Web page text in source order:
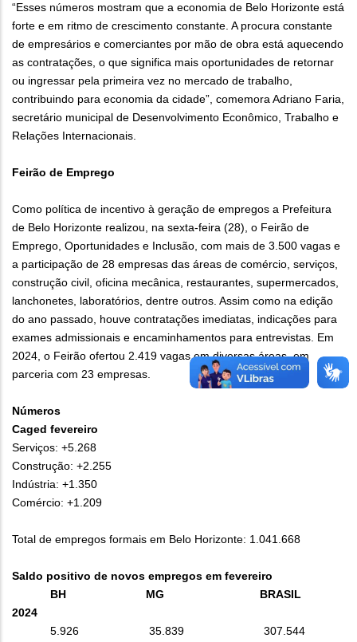
“Esses números mostram que a economia de Belo Horizonte está
forte e em ritmo de crescimento constante. A procura constante
de empresários e comerciantes por mão de obra está aquecendo
as contratações, o que significa mais oportunidades de retornar
ou ingressar pela primeira vez no mercado de trabalho,
contribuindo para economia da cidade”, comemora Adriano Faria,
secretário municipal de Desenvolvimento Econômico, Trabalho e
Relações Internacionais.
Feirão de Emprego
Como política de incentivo à geração de empregos a Prefeitura
de Belo Horizonte realizou, na sexta-feira (28), o Feirão de
Emprego, Oportunidades e Inclusão, com mais de 3.500 vagas e
a participação de 28 empresas das áreas de comércio, serviços,
construção civil, oficina mecânica, restaurantes, supermercados,
lanchonetes, laboratórios, dentre outros. Assim como na edição
do ano passado, houve contratações imediatas, indicações para
exames admissionais e encaminhamentos para entrevistas. Em
2024, o Feirão ofertou 2.419 vagas em diversas áreas, em
parceria com 23 empresas.
Números
Caged fevereiro
Serviços: +5.268
Construção: +2.255
Indústria: +1.350
Comércio: +1.209
Total de empregos formais em Belo Horizonte: 1.041.668
Saldo positivo de novos empregos em fevereiro
BH MG BRASIL
2024
5.926 35.839 307.544